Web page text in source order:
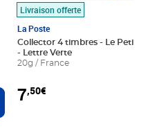
au panier
Livraison offerte
La Poste
Collector 4 timbres - Le Petit
- Lettre Verte
20g / France
7,50€